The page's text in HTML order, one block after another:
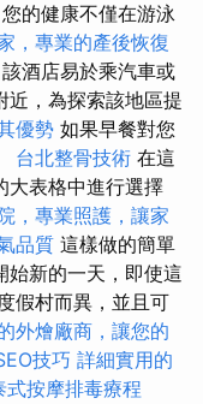
您的健康不僅在游泳
，專業的產後恢復
該酒店易於乘汽車或
近，為探索該地區提
優勢 如果早餐對您
台北整骨技術 在這
大表格中進行選擇
，專業照護，讓家
品質 這樣做的簡單
始新的一天，即使這
假村而異，並且可
外燴廠商，讓您的
技巧 詳細實用的
式按摩排毒療程